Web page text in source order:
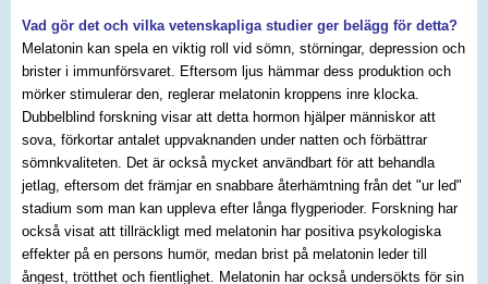
Vad gör det och vilka vetenskapliga studier ger belägg för detta?
Melatonin kan spela en viktig roll vid sömn, störningar, depression och
brister i immunförsvaret. Eftersom ljus hämmar dess produktion och
mörker stimulerar den, reglerar melatonin kroppens inre klocka.
Dubbelblind forskning visar att detta hormon hjälper människor att
sova, förkortar antalet uppvaknanden under natten och förbättrar
sömnkvaliteten. Det är också mycket användbart för att behandla
jetlag, eftersom det främjar en snabbare återhämtning från det "ur led"
stadium som man kan uppleva efter långa flygperioder. Forskning har
också visat att tillräckligt med melatonin har positiva psykologiska
effekter på en persons humör, medan brist på melatonin leder till
ångest, trötthet och fientlighet. Melatonin har också undersökts för sin